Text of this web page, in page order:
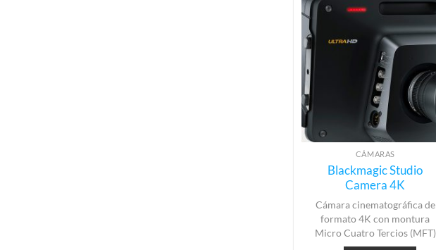
CÁMARAS
Blackmagic Studio
Camera 4K
Cámara cinematográfica de
formato 4K con montura
Micro Cuatro Tercios (MFT)